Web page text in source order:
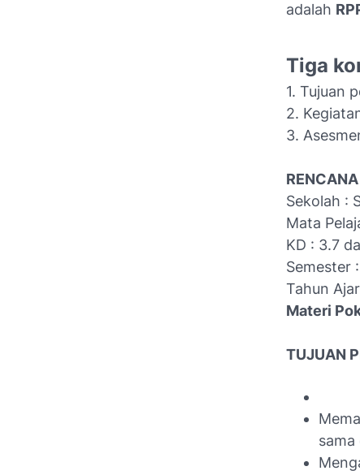
adalah
Tiga
1. Tujuan
2.
3.
Sekolah :
Mata
KD : 3.7
Semester
Tahun
Materi
TUJUAN